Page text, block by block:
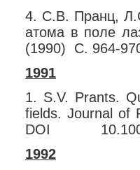
4. С.В. Пранц,
атома в поле
(1990) C. 964-
1991
1. S.V. Prants.
fields. Journal
DOI 10.1007/
1992